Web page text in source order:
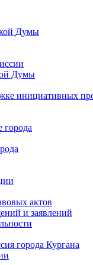
Думы
Думы
инициативных
города
актов
и заявлений
города Кургана